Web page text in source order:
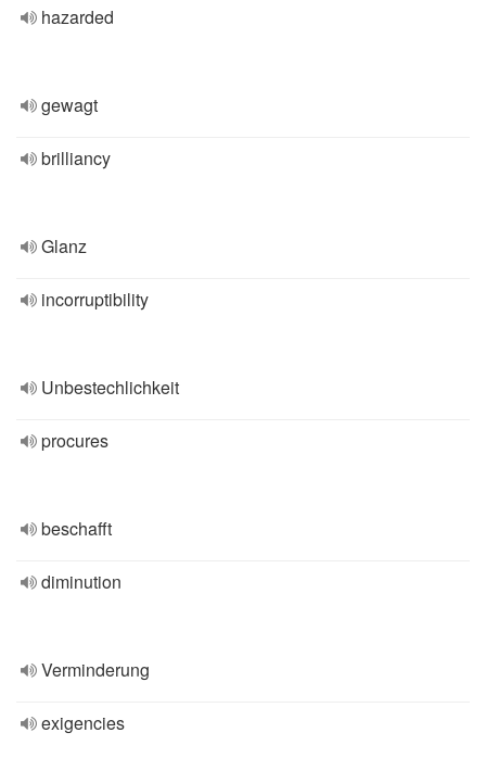
hazarded
gewagt
brilliancy
Glanz
incorruptibility
Unbestechlichkeit
procures
beschafft
diminution
Verminderung
exigencies